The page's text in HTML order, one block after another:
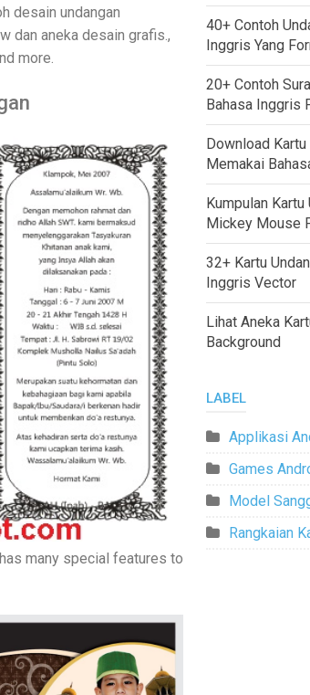
desain undangan
dan aneka desain grafis.,
more.
has many special features to
40+ Contoh
Inggris Yang
20+ Contoh
Bahasa Inggris
Download Kartu
Memakai
Kumpulan Kartu
Mickey Mouse
32+ Kartu
Inggris Vector
Lihat Aneka
Background
LABEL
Applikasi
Games
Model
Rangkaian